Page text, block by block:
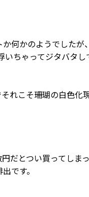
何かのようでした
ちゃってジタバタ
れこそ珊瑚の白色化
だとつい買ってしま
です。